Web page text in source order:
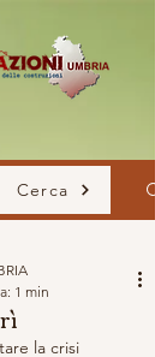
1 min
la crisi
Cerca